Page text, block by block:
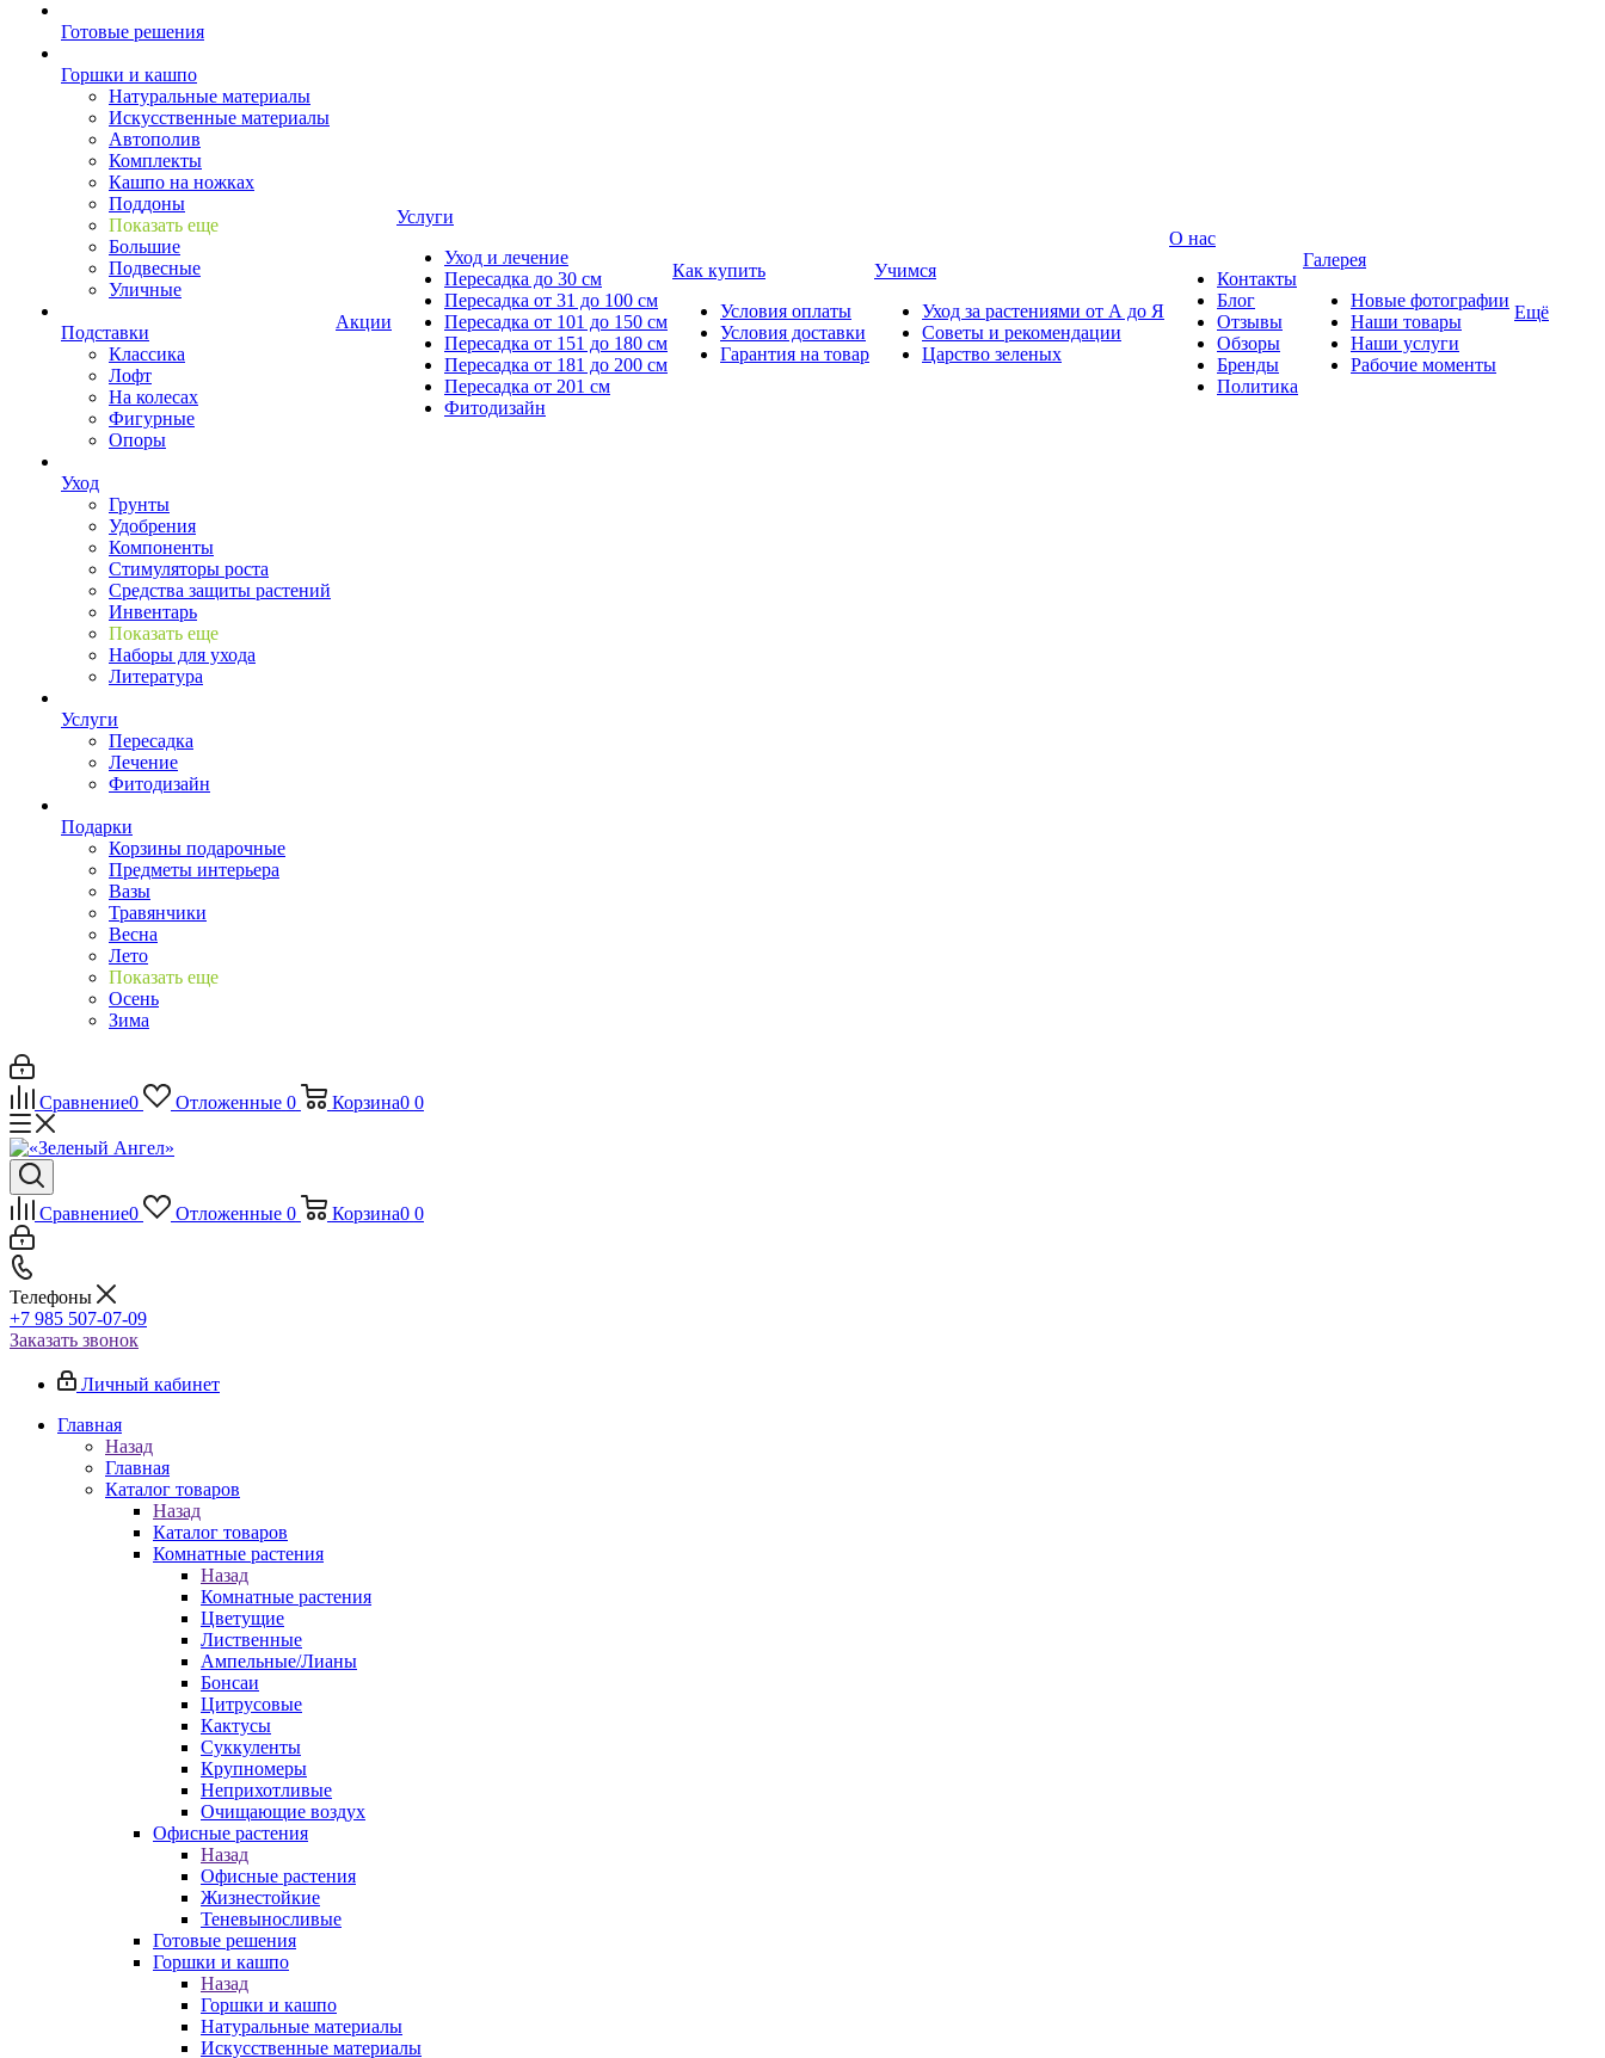
Готовые решения
Горшки и кашпо
Натуральные материалы
Искусственные материалы
Автополив
Комплекты
Кашпо на ножках
Поддоны
Показать еще
Большие
Подвесные
Уличные
Подставки
Классика
Лофт
На колесах
Фигурные
Опоры
Уход
Грунты
Удобрения
Компоненты
Стимуляторы роста
Средства защиты растений
Инвентарь
Показать еще
Наборы для ухода
Литература
Услуги
Пересадка
Лечение
Фитодизайн
Подарки
Корзины подарочные
Предметы интерьера
Вазы
Травянчики
Весна
Лето
Показать еще
Осень
Зима
Акции
Услуги
Уход и лечение
Пересадка до 30 см
Пересадка от 31 до 100 см
Пересадка от 101 до 150 см
Пересадка от 151 до 180 см
Пересадка от 181 до 200 см
Пересадка от 201 см
Фитодизайн
Как купить
Условия оплаты
Условия доставки
Гарантия на товар
Учимся
Уход за растениями от А до Я
Советы и рекомендации
Царство зеленых
О нас
Контакты
Блог
Отзывы
Обзоры
Бренды
Политика
Галерея
Новые фотографии
Наши товары
Наши услуги
Рабочие моменты
Ещё
Сравнение0 Отложенные 0 Корзина0 0
Сравнение0 Отложенные 0 Корзина0 0
Телефоны
+7 985 507-07-09
Заказать звонок
Личный кабинет
Главная
Назад
Главная
Каталог товаров
Назад
Каталог товаров
Комнатные растения
Назад
Комнатные растения
Цветущие
Лиственные
Ампельные/Лианы
Бонсаи
Цитрусовые
Кактусы
Суккуленты
Крупномеры
Неприхотливые
Очищающие воздух
Офисные растения
Назад
Офисные растения
Жизнестойкие
Теневыносливые
Готовые решения
Горшки и кашпо
Назад
Горшки и кашпо
Натуральные материалы
Искусственные материалы